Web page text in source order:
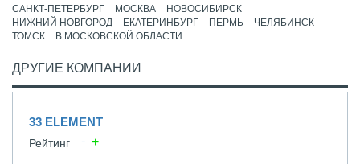
САНКТ-ПЕТЕРБУРГ МОСКВА
НОВОСИБИРСК
НИЖНИЙ НОВГОРОД
ЕКАТЕРИНБУРГ ПЕРМЬ
ЧЕЛЯБИНСК
ТОМСК
В МОСКОВСКОЙ ОБЛАСТИ
ДРУГИЕ КОМПАНИИ
33 ELEMENT
Рейтинг